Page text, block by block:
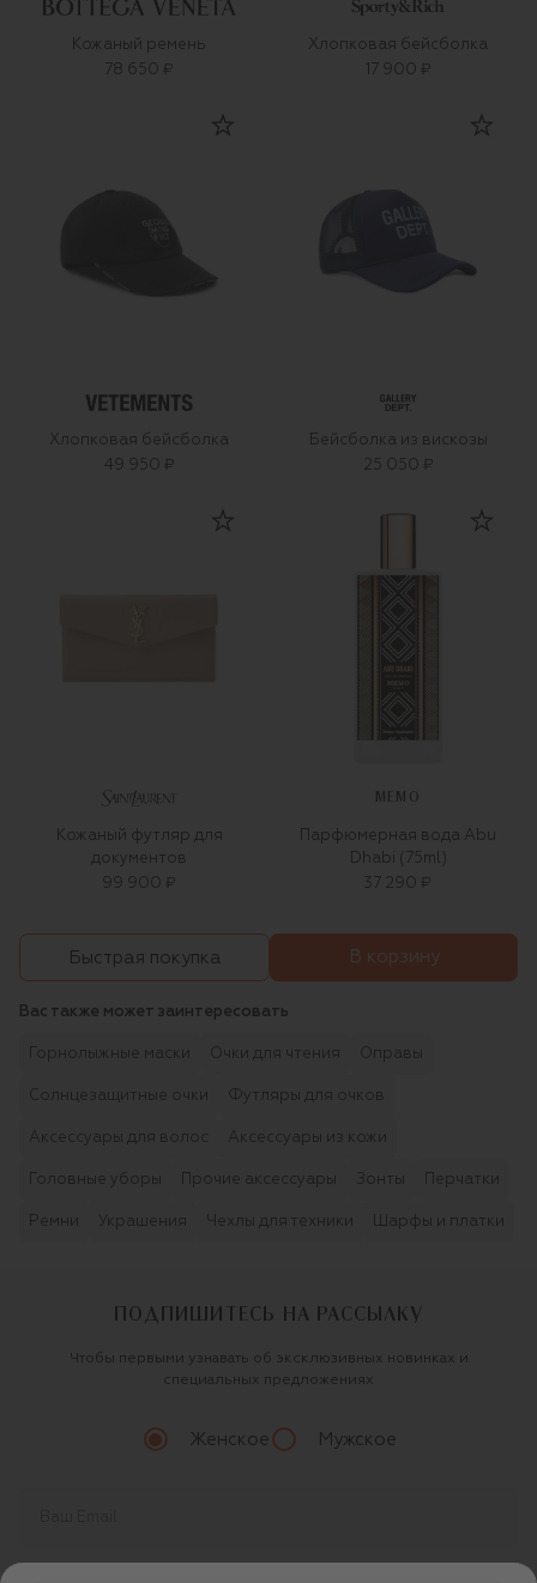
Кожаный ремень
78 650 ₽
Хлопковая бейсболка
17 900 ₽
Хлопковая бейсболка
49 950 ₽
Бейсболка из вискозы
25 050 ₽
Кожаный футляр для
документов
99 900 ₽
MEMO
Парфюмерная вода Abu
Dhabi (75ml)
37 290 ₽
Быстрая покупка В корзину
Вас также может заинтересовать
Горнолыжные маски Очки для чтения Оправы
Солнцезащитные очки Футляры для очков
Аксессуары для волос Аксессуары из кожи
Головные уборы Прочие аксессуары Зонты Перчатки
Ремни Украшения Чехлы для техники Шарфы и платки
ПОДПИШИТЕСЬ НА РАССЫЛКУ
Чтобы первыми узнавать об эксклюзивных новинках и
специальных предложениях
Женское Мужское